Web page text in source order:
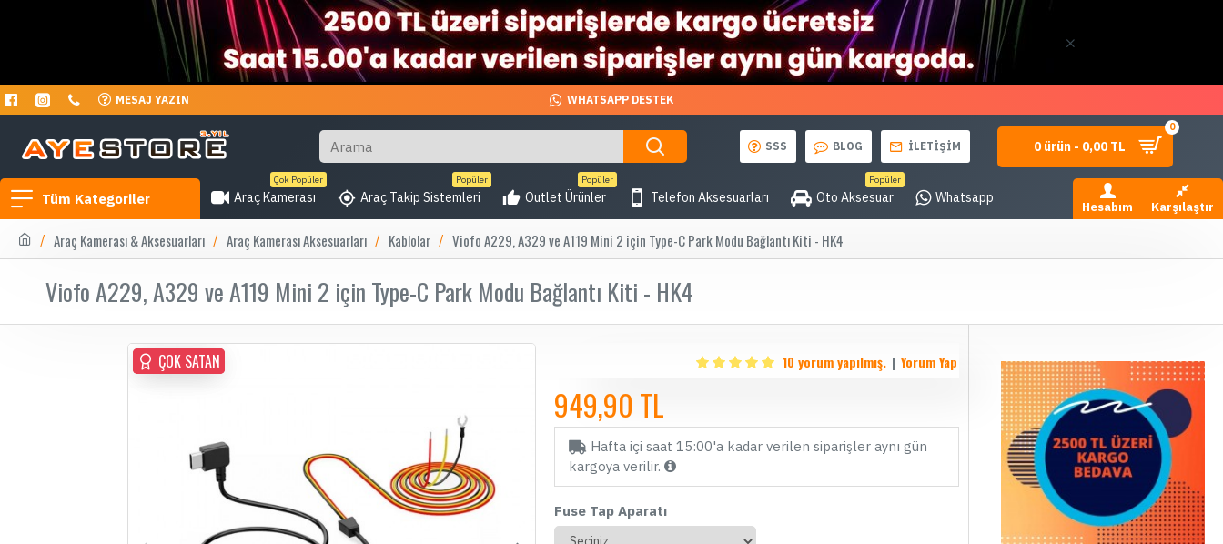
MESAJ YAZIN WHATSAPP DESTEK
SSS BLOG İLETİŞİM 0 ürün - 0,00 TL
0
Tüm Kategoriler Araç Kamerası
Çok Popüler
Araç Takip Sistemleri
Popüler
Outlet Ürünler
Popüler
Telefon Aksesuarları Oto Aksesuar
Popüler
Whatsapp
Hesabım Karşılaştır
Araç Kamerası & Aksesuarları Araç Kamerası Aksesuarları Kablolar Viofo A229, A329 ve A119 Mini 2 için Type-C Park Modu Bağlantı Kiti - HK4
Viofo A229, A329 ve A119 Mini 2 için Type-C Park Modu Bağlantı Kiti - HK4
ÇOK SATAN
ÇOK SATAN 10 yorum yapılmış. | Yorum Yap
949,90 TL
Hafta içi saat 15:00'a kadar verilen siparişler aynı gün
kargoya verilir.
Fuse Tap Aparatı